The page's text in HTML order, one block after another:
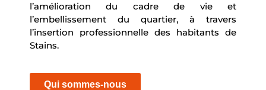
l’amélioration du cadre de vie et
l’embellissement du quartier, à travers
l’insertion professionnelle des habitants de
Stains.
Qui sommes-nous